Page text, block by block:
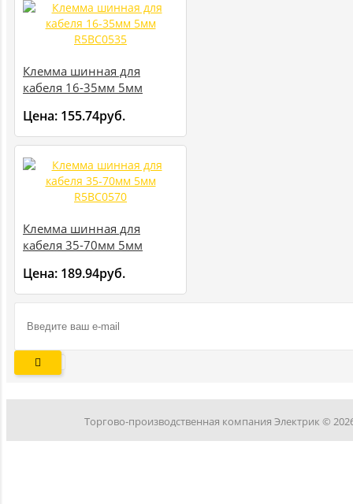
Клемма шинная для
кабеля 16-35мм 5мм
Цена: 155.74руб.
Клемма шинная для
кабеля 35-70мм 5мм
Цена: 189.94руб.
Торгово-производственная компания Электрик ©